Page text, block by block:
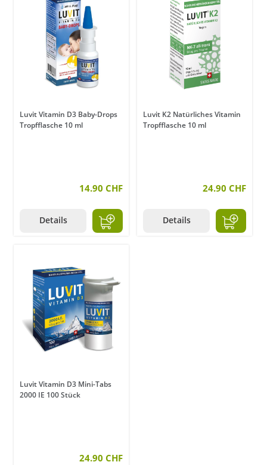
Luvit Vitamin D3 Baby-Drops
Tropfflasche 10 ml
14.90 CHF
Details
Luvit K2 Natürliches Vitamin
Tropfflasche 10 ml
24.90 CHF
Details
Luvit Vitamin D3 Mini-Tabs
2000 IE 100 Stück
24.90 CHF